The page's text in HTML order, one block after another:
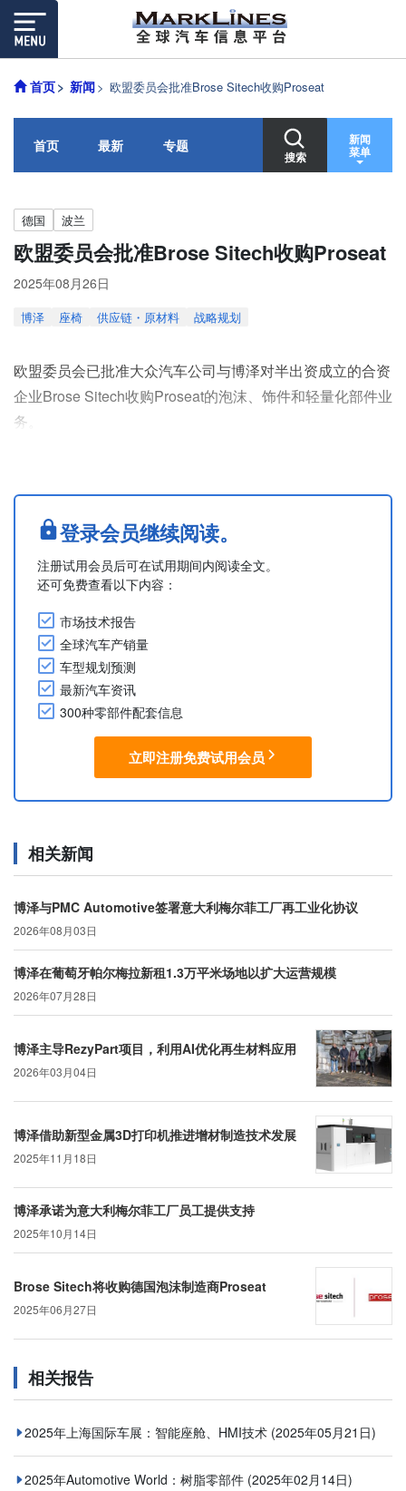
首页 新闻 欧盟委员会批准Brose Sitech收购Proseat
首页 最新 专题
搜索
新闻
菜单
德国 波兰
欧盟委员会批准Brose Sitech收购Proseat
2025年08月26日
博泽 座椅 供应链・原材料 战略规划
欧盟委员会已批准大众汽车公司与博泽对半出资成立的合资
企业Brose Sitech收购Proseat的泡沫、饰件和轻量化部件业
务。
欧盟委员会的结论是：鉴于涉事企业的市占率有限，因此所
述交易不会引发竞争问题。 （摘自2025年8月19日公告）
登录会员继续阅读。
注册试用会员后可在试用期间内阅读全文。
还可免费查看以下内容：
市场技术报告
全球汽车产销量
车型规划预测
最新汽车资讯
300种零部件配套信息
立即注册免费试用会员
相关新闻
博泽与PMC Automotive签署意大利梅尔菲工厂再工业化协议
2026年08月03日
博泽在葡萄牙帕尔梅拉新租1.3万平米场地以扩大运营规模
2026年07月28日
博泽主导RezyPart项目，利用AI优化再生材料应用
2026年03月04日
博泽借助新型金属3D打印机推进增材制造技术发展
2025年11月18日
博泽承诺为意大利梅尔菲工厂员工提供支持
2025年10月14日
Brose Sitech将收购德国泡沫制造商Proseat
2025年06月27日
相关报告
2025年上海国际车展：智能座舱、HMI技术 (2025年05月21日)
2025年Automotive World：树脂零部件 (2025年02月14日)